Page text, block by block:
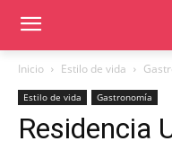
Inicio Estilo de vida
Estilo de vida Gastronomía
Residencia